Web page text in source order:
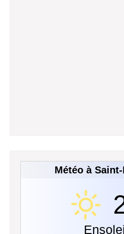
Météo à